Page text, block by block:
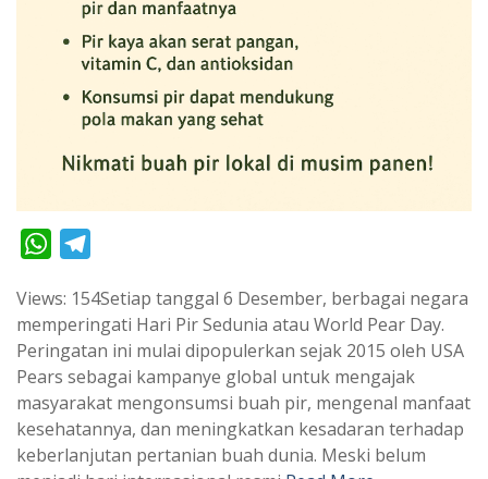
W
a
t
A
p
p
l
e
r
a
m
Views: 154Setiap tanggal 6 Desember, berbagai negara
memperingati Hari Pir Sedunia atau World Pear Day.
Peringatan ini mulai dipopulerkan sejak 2015 oleh USA
Pears sebagai kampanye global untuk mengajak
masyarakat mengonsumsi buah pir, mengenal manfaat
kesehatannya, dan meningkatkan kesadaran terhadap
keberlanjutan pertanian buah dunia. Meski belum